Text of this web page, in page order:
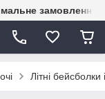
замовлення
Літні бейсболки